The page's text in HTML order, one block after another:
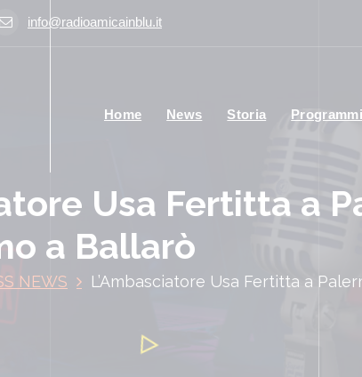
info@radioamicainblu.it
Home News Storia Programmi
Usa Fertitta a
a Ballarò
NEWS L’Ambasciatore Usa Fertitta a